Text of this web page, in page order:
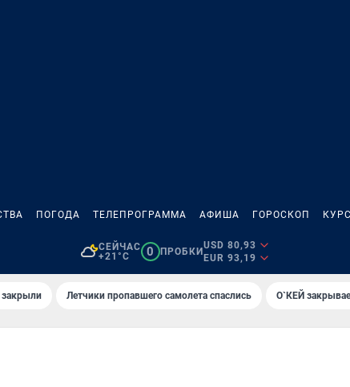
ПОГОДА ТЕЛЕПРОГРАММА АФИША ГОРОСКОП
СЕЙЧАС
+21°C
0 ПРОБКИ
USD 80,93
EUR 93,19
Летчики пропавшего самолета спаслись О`КЕЙ